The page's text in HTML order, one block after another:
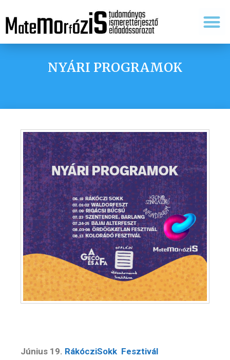
NYÁRI PROGRAMOK
Június 19. RákócziSokk Fesztivál